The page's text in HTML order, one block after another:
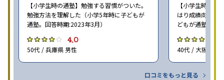
【小学生時の通塾】勉強する習慣がついた。
勉強方法を理解した（小学5年時に子どもが
通塾。回答時期:2023年3月）
4.0
50代 / 兵庫県 男性
【小学生時の通
はり成績向上に
どもが通塾。回
40代 / 大阪府 女
口コミをもっと見る